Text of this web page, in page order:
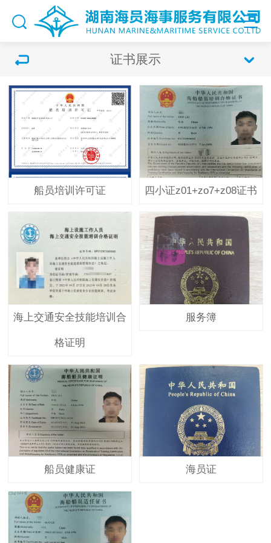
证书展示
船员培训许可证 四小证z01+zo7+z08证书
海上交通安全技能培训合
格证明
服务簿
船员健康证 海员证